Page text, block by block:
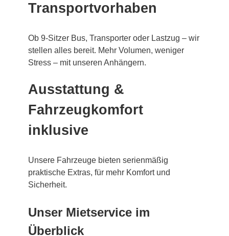
Transportvorhaben
Ob 9-Sitzer Bus, Transporter oder Lastzug – wir
stellen alles bereit. Mehr Volumen, weniger
Stress – mit unseren Anhängern.
Ausstattung &
Fahrzeugkomfort
inklusive
Unsere Fahrzeuge bieten serienmäßig
praktische Extras, für mehr Komfort und
Sicherheit.
Unser Mietservice im
Überblick